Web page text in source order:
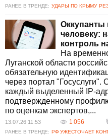
РАНЕЕ В ТРЕНДЕ: УДАРЫ ПО КРЫМУ
Оккупанты
человеку:
контроль
На
Луганской области
обязательную
через портал
каждый выделенный IP-
подтвержденному
по оценкам экспертов,...
13.07.26 11:53 1 056
РАНЕЕ В ТРЕНДЕ: РФ УЖЕСТОЧАЕТ